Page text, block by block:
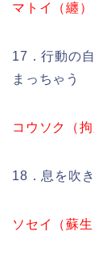
マトイ（纏）
17．行動の
まっちゃう
コウソク（拘
18．息を吹
ソセイ（蘇生